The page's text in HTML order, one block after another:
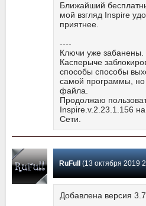
Ближайший
мой взгляд Inspire
приятнее.
----
Ключи уже забанены.
Касперыче
способы способы
самой программы, но
файла.
Продолжаю
Inspire.v.2.23.1.156
Сети.
RuFull (13 октября 2019 21:37)
Добавлена версия